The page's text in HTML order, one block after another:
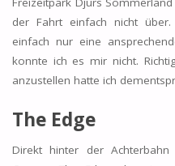
der Fahrt einfach nicht
einfach nur eine
konnte ich es mir nicht.
anzustellen hatte ich
The Edge
Direkt hinter der